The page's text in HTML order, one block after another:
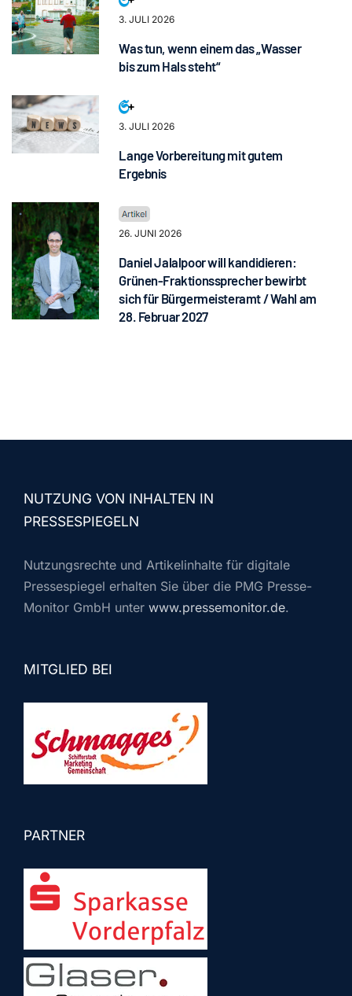
3. JULI 2026
Was tun, wenn einem das „Wasser
bis zum Hals steht“
3. JULI 2026
Lange Vorbereitung mit gutem
Ergebnis
26. JUNI 2026
Daniel Jalalpoor will kandidieren:
Grünen-Fraktionssprecher bewirbt
sich für Bürgermeisteramt / Wahl am
28. Februar 2027
NUTZUNG VON INHALTEN IN
PRESSESPIEGELN
Nutzungsrechte und Artikelinhalte für digitale
Pressespiegel erhalten Sie über die PMG Presse-
Monitor GmbH unter www.pressemonitor.de.
MITGLIED BEI
PARTNER